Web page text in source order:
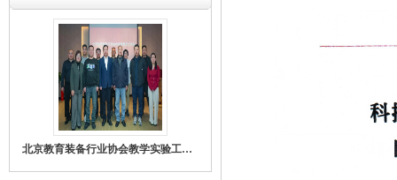
北京教育装备行业协会教学实验工作部召开主任工作会议